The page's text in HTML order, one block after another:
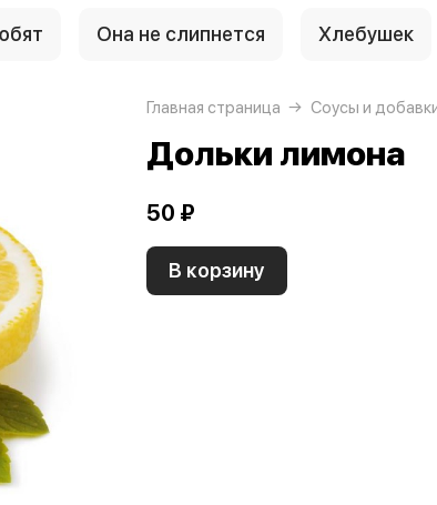
Она не слипнется Хлебушек
Главная страница Соусы и
Дольки лимона
50 ₽
В корзину